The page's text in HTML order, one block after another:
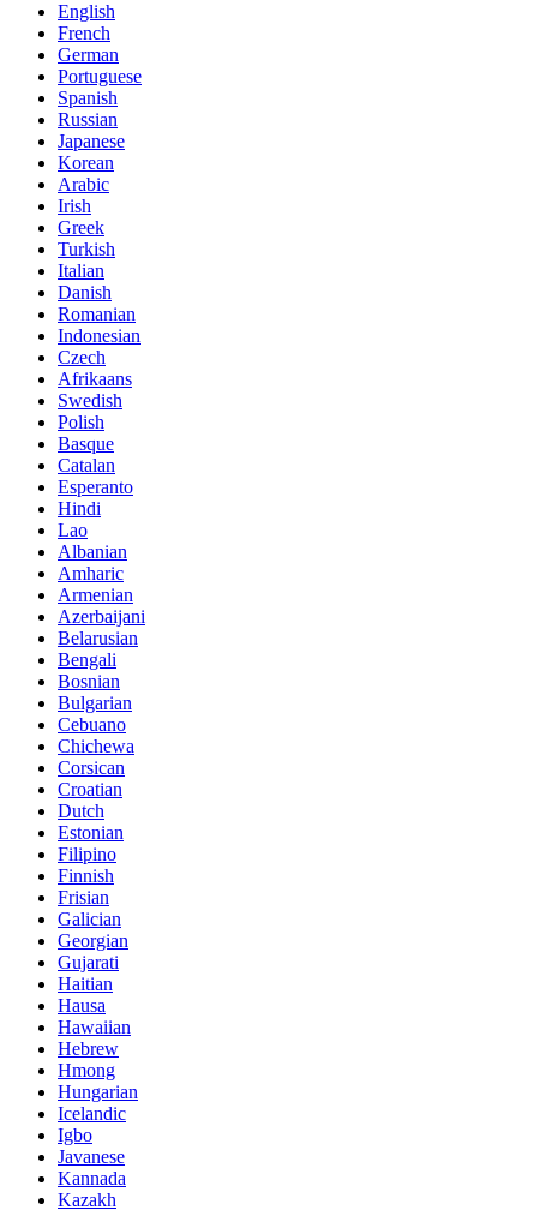
English
French
German
Portuguese
Spanish
Russian
Japanese
Korean
Arabic
Irish
Greek
Turkish
Italian
Danish
Romanian
Indonesian
Czech
Afrikaans
Swedish
Polish
Basque
Catalan
Esperanto
Hindi
Lao
Albanian
Amharic
Armenian
Azerbaijani
Belarusian
Bengali
Bosnian
Bulgarian
Cebuano
Chichewa
Corsican
Croatian
Dutch
Estonian
Filipino
Finnish
Frisian
Galician
Georgian
Gujarati
Haitian
Hausa
Hawaiian
Hebrew
Hmong
Hungarian
Icelandic
Igbo
Javanese
Kannada
Kazakh